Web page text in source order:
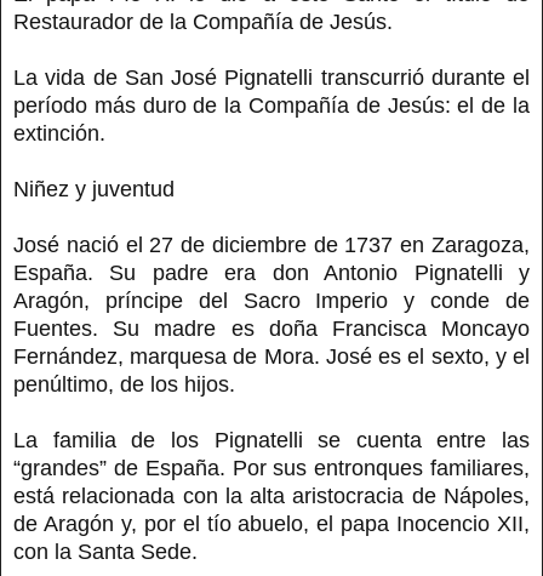
Restaurador de la Compañía de Jesús.
La vida de San José Pignatelli transcurrió durante el
período más duro de la Compañía de Jesús: el de la
extinción.
Niñez y juventud
José nació el 27 de diciembre de 1737 en Zaragoza,
España. Su padre era don Antonio Pignatelli y
Aragón, príncipe del Sacro Imperio y conde de
Fuentes. Su madre es doña Francisca Moncayo
Fernández, marquesa de Mora. José es el sexto, y el
penúltimo, de los hijos.
La familia de los Pignatelli se cuenta entre las
“grandes” de España. Por sus entronques familiares,
está relacionada con la alta aristocracia de Nápoles,
de Aragón y, por el tío abuelo, el papa Inocencio XII,
con la Santa Sede.